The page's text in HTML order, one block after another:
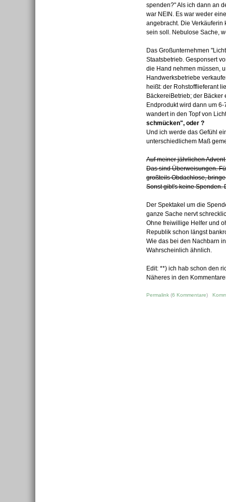
spenden?" Als ich dann an
war NEIN. Es war weder
angebracht. Die Verkäuferin
sein soll. Nebulose Sache,
Das Großunternehmen
Staatsbetrieb. Gesponsert
die Hand nehmen müssen,
Handwerksbetriebe
heißt: der Rohstofflieferant
BäckereiBetrieb; der
Endprodukt wird dann um
wandert in den Topf von
schmücken", oder ?
Und ich werde das Gefühl
unterschiedlichem Maß
Auf meiner jährlichen
Das sind Überweisungen.
großteils Obdachlose,
Sonst gibt's keine Spenden.
Der Spektakel um die
ganze Sache nervt
Ohne freiwillige Helfer und
Republik schon längst
Wie das bei den Nachbarn
Wahrscheinlich ähnlich.
Edit: **) ich hab schon den
Näheres in den
Permalink (6 Kommentare)